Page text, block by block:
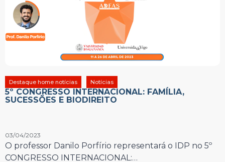
Destaque home notícias Notícias
5º CONGRESSO INTERNACIONAL: FAMÍLIA,
SUCESSÕES E BIODIREITO
03/04/2023
O professor Danilo Porfírio representará o IDP no 5º
CONGRESSO INTERNACIONAL:…